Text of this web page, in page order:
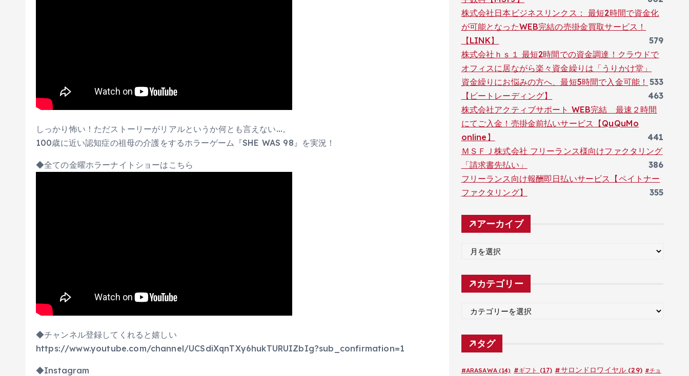
しっかり怖い！ただストーリーがリアルというか何とも言えない…。
100歳に近い認知症の祖母の介護をするホラーゲーム『SHE WAS 98』を実況！
◆全ての金曜ホラーナイトショーはこちら
◆チャンネル登録してくれると嬉しい
https://www.youtube.com/channel/UCSdiXqnTXy6hukTURUIZbIg?sub_confirmation=1
◆Instagram
株式会社日本ビジネスリンクス： 最短2時間で資金化
が可能となったWEB完結の売掛金買取サービス！
【LINK】
579
株式会社ｈｓ１ 最短2時間での資金調達！クラウドで
オフィスに居ながら楽々資金繰りは「うりかけ堂」
533
資金繰りにお悩みの方へ、最短5時間で入金可能！
【ビートレーディング】
463
株式会社アクティブサポート WEB完結 最速２時間
にてご入金！売掛金前払いサービス【QuQuMo
online】
441
ＭＳＦＪ株式会社 フリーランス様向けファクタリング
「請求書先払い」
386
フリーランス向け報酬即日払いサービス【ペイトナー
ファクタリング】
355
アーカイブ
カ
イ
カテゴリー
ゴ
リ
タグ
#ARASAWA(14) #ギフト (17) #サロンドロワイヤル (29) #チョ